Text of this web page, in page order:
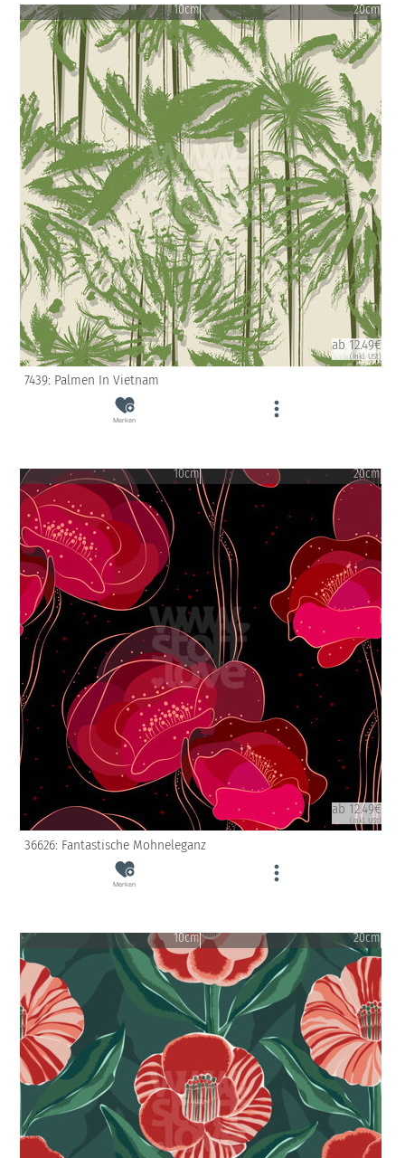
10cm 20cm
ab 12.49€
(inkl. USt)
7439: Palmen In Vietnam
Merken
10cm 20cm
ab 12.49€
(inkl. USt)
36626: Fantastische Mohneleganz
Merken
10cm 20cm